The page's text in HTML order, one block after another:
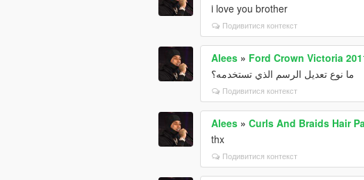
i love you brother
Подивитися контекст
Alees » Ford Crown Victoria
ما نوع تعديل الرسم الذي تستخدمه؟
Подивитися контекст
Alees »Curls And Braids Hair
thx
Подивитися контекст